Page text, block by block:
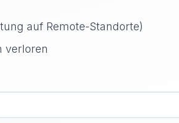
auf Remote-Standorte)
verloren